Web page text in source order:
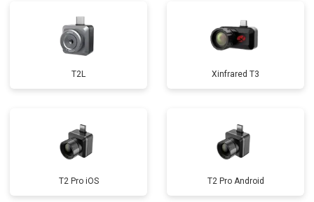
T2L Xinfrared T3
T2 Pro iOS T2 Pro Android